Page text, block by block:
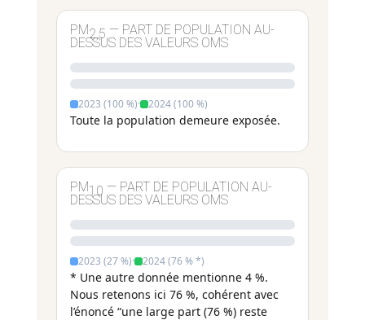
PM2,5 — PART DE POPULATION AU-
DESSUS DES VALEURS OMS
2023 (100 %)· 2024 (100 %)
Toute la population demeure exposée.
PM10 — PART DE POPULATION AU-
DESSUS DES VALEURS OMS
2023 (27 %)· 2024 (76 % *)
* Une autre donnée mentionne 4 %.
Nous retenons ici 76 %, cohérent avec
l’énoncé “une large part (76 %) reste